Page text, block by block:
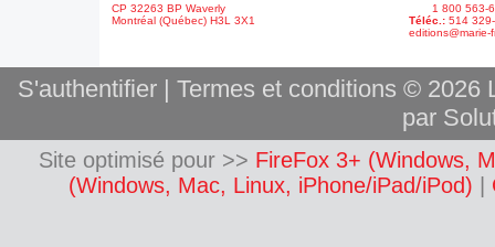
CP 32263 BP Waverly
Montréal (Québec) H3L 3X1
1 800 563-
Téléc.: 514
editions@marie-
S'authentifier| Termes et conditions © 2026
par
Site optimisé pour >> FireFox 3+ (Windows,
(Windows, Mac, Linux, iPhone/iPad/iPod)